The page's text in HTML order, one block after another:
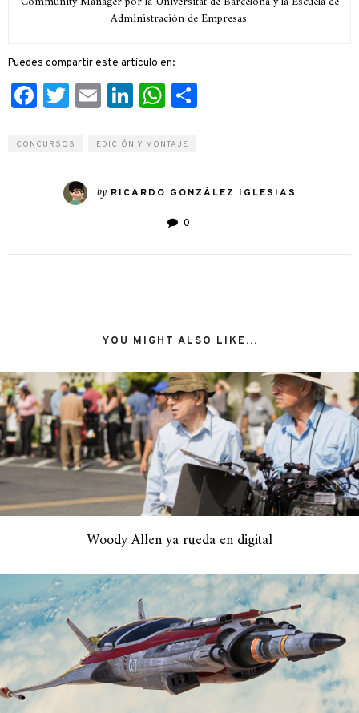
Administración de Empresas.
Puedes compartir este artículo en:
Facebook
Twitter
EmailLinkedIn
WhatsApp
CONCURSOS EDICIÓN Y MONTAJE
by RICARDO GONZÁLEZ IGLESIAS
0
YOU MIGHT ALSO LIKE...
Woody Allen ya rueda en digital